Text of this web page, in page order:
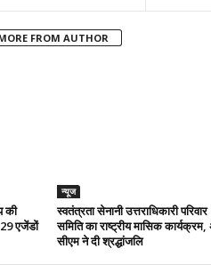
FROM AUTHOR
की
एजेंडों
न्यूज
स्वतंत्रता सेनानी उत्तराधिकारी परिवार
समिति का राष्ट्रीय मासिक
सीएम ने दी श्रद्धांजलि